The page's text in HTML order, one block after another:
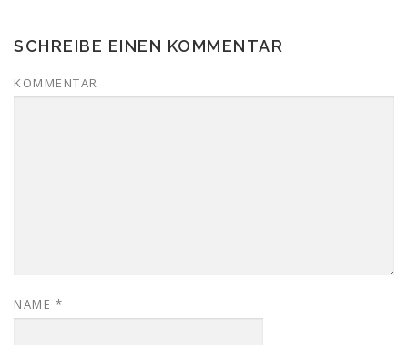
SCHREIBE EINEN KOMMENTAR
KOMMENTAR
NAME *